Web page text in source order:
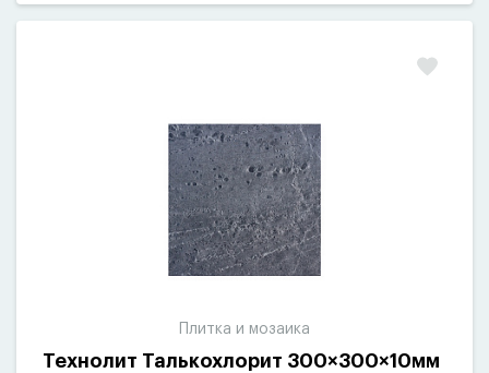
Плитка и мозаика
Технолит Талькохлорит 300×300×10мм